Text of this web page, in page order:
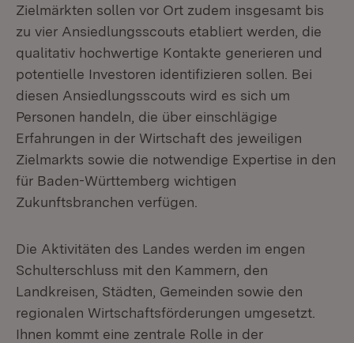
Zielmärkten sollen vor Ort zudem insgesamt bis
zu vier Ansiedlungsscouts etabliert werden, die
qualitativ hochwertige Kontakte generieren und
potentielle Investoren identifizieren sollen. Bei
diesen Ansiedlungsscouts wird es sich um
Personen handeln, die über einschlägige
Erfahrungen in der Wirtschaft des jeweiligen
Zielmarkts sowie die notwendige Expertise in den
für Baden-Württemberg wichtigen
Zukunftsbranchen verfügen.
Die Aktivitäten des Landes werden im engen
Schulterschluss mit den Kammern, den
Landkreisen, Städten, Gemeinden sowie den
regionalen Wirtschaftsförderungen umgesetzt.
Ihnen kommt eine zentrale Rolle in der